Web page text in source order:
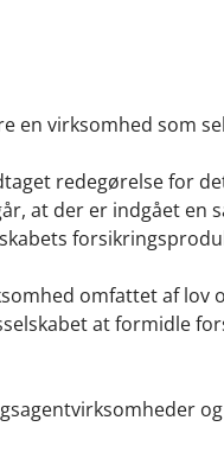
en virksomhed som
redegørelse for
at der er indgået en
omfattet af lov
at formidle